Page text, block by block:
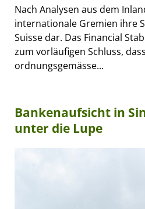
Nach Analysen aus dem
internationale Gremien ihre
Suisse dar. Das Financial
zum vorläufigen Schluss,
ordnungsgemässe...
Bankenaufsicht in
unter die Lupe